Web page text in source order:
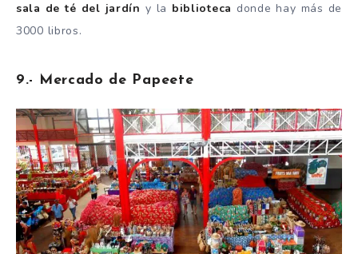
sala de té del jardín y la biblioteca donde hay más de
3000 libros.
9.- Mercado de Papeete